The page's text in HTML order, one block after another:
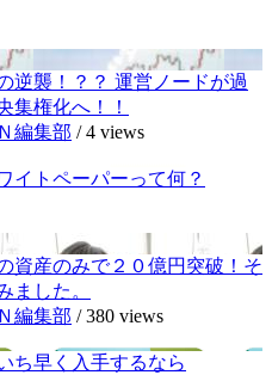
逆襲！？？ 運営ノードが過
集権化へ！！
編集部 /4 views
イトペーパーって何？
資産のみで２０億円突破！そ
ました。
編集部 /380 views
ち早く入手するなら